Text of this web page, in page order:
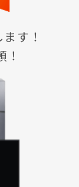
す！